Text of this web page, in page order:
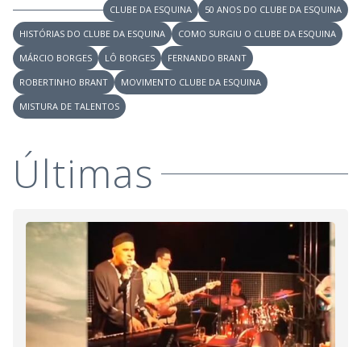
CLUBE DA ESQUINA
50 ANOS DO CLUBE DA ESQUINA
HISTÓRIAS DO CLUBE DA ESQUINA
COMO SURGIU O CLUBE DA ESQUINA
MÁRCIO BORGES
LÔ BORGES
FERNANDO BRANT
ROBERTINHO BRANT
MOVIMENTO CLUBE DA ESQUINA
MISTURA DE TALENTOS
Últimas